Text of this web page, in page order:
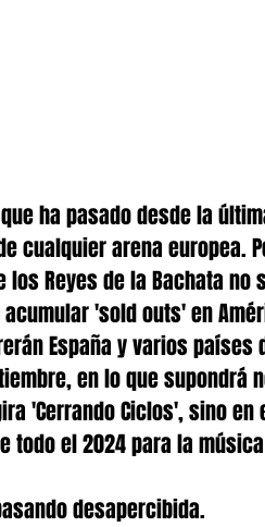
ha pasado desde la
cualquier arena europea.
Reyes de la Bachata no
'sold outs' en
España y varios países
en lo que supondrá
'Cerrando Ciclos', sino en
todo el 2024 para la música
desapercibida.